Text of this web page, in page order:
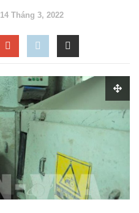
14 Tháng 3, 2022